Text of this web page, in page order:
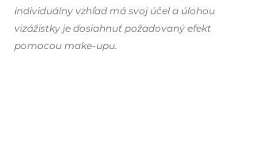
individuálny vzhľad má svoj účel a úlohou
vizážistky je dosiahnuť požadovaný efekt
pomocou make-upu.